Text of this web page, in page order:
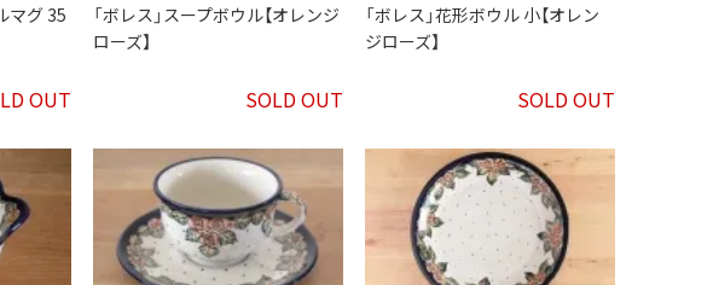
マグ 35
OUT
「ボレス」スープボウル【オレンジ
ローズ】
SOLD OUT
「ボレス」花形ボウル 小【オレン
ジローズ】
SOLD OUT